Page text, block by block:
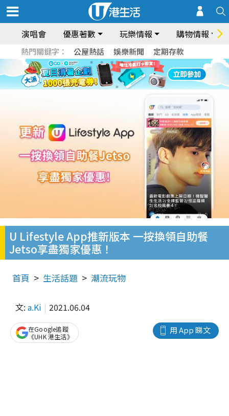
演唱會 優惠著數 玩樂情報 購物情報
熱門關鍵字： 公屋熱話 娛樂新聞 定期存款
U Lifestyle App推新版本 一按換領自助餐
Jetso享盡獨家優惠！
首頁 生活話題 潮流玩物
文: a.Ki 2021.06.04
用 App 睇文
在Google追蹤
《UHK 港生活》